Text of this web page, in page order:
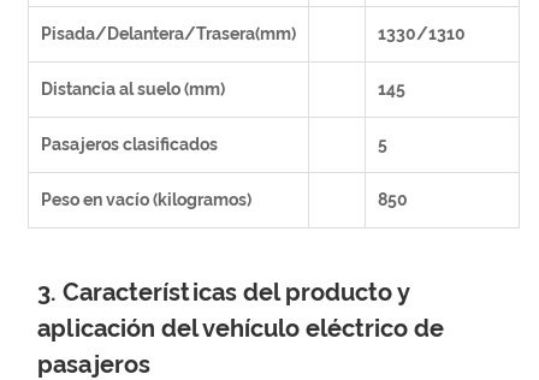
Pisada/Delantera/Trasera(mm) 1330/1310
Distancia al suelo (mm) 145
Pasajeros clasificados 5
Peso en vacío (kilogramos) 850
3. Características del producto y
aplicación del vehículo eléctrico de
pasajeros